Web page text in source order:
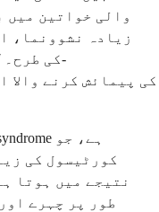
زیادہ نشوونما،
کورٹیسول کی
نتیجے میں ہوتا
طور پر چہرے